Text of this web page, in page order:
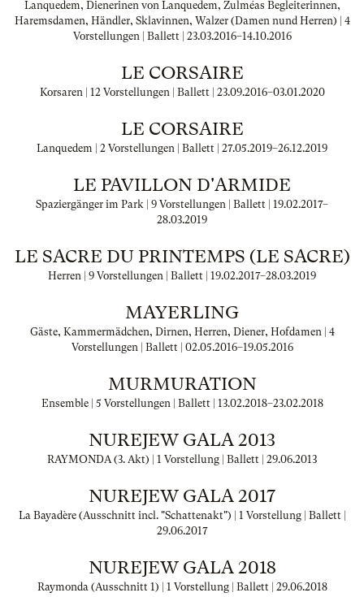
Lanquedem, Dienerinen von Lanquedem, Zulméas Begleiterinnen,
Haremsdamen, Händler, Sklavinnen, Walzer (Damen nund Herren) | 4
Vorstellungen | Ballett | 23.03.2016–14.10.2016
LE CORSAIRE
Korsaren | 12 Vorstellungen | Ballett | 23.09.2016–03.01.2020
LE CORSAIRE
Lanquedem | 2 Vorstellungen | Ballett | 27.05.2019–26.12.2019
LE PAVILLON D'ARMIDE
Spaziergänger im Park | 9 Vorstellungen | Ballett | 19.02.2017–
28.03.2019
LE SACRE DU PRINTEMPS (LE SACRE)
Herren | 9 Vorstellungen | Ballett | 19.02.2017–28.03.2019
MAYERLING
Gäste, Kammermädchen, Dirnen, Herren, Diener, Hofdamen | 4
Vorstellungen | Ballett | 02.05.2016–19.05.2016
MURMURATION
Ensemble | 5 Vorstellungen | Ballett | 13.02.2018–23.02.2018
NUREJEW GALA 2013
RAYMONDA (3. Akt) | 1 Vorstellung | Ballett | 29.06.2013
NUREJEW GALA 2017
La Bayadère (Ausschnitt incl. "Schattenakt") | 1 Vorstellung | Ballett |
29.06.2017
NUREJEW GALA 2018
Raymonda (Ausschnitt 1) | 1 Vorstellung | Ballett | 29.06.2018